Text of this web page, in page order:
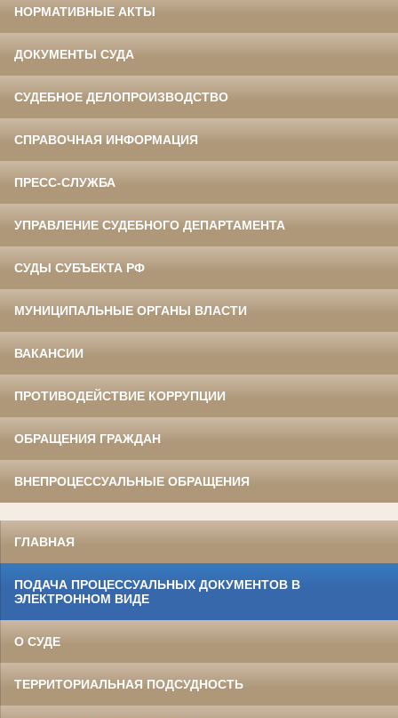
НОРМАТИВНЫЕ АКТЫ
ДОКУМЕНТЫ СУДА
СУДЕБНОЕ ДЕЛОПРОИЗВОДСТВО
СПРАВОЧНАЯ ИНФОРМАЦИЯ
ПРЕСС-СЛУЖБА
УПРАВЛЕНИЕ СУДЕБНОГО ДЕПАРТАМЕНТА
СУДЫ СУБЪЕКТА РФ
МУНИЦИПАЛЬНЫЕ ОРГАНЫ ВЛАСТИ
ВАКАНСИИ
ПРОТИВОДЕЙСТВИЕ КОРРУПЦИИ
ОБРАЩЕНИЯ ГРАЖДАН
ВНЕПРОЦЕССУАЛЬНЫЕ ОБРАЩЕНИЯ
ГЛАВНАЯ
ПОДАЧА ПРОЦЕССУАЛЬНЫХ ДОКУМЕНТОВ В
ЭЛЕКТРОННОМ ВИДЕ
О СУДЕ
ТЕРРИТОРИАЛЬНАЯ ПОДСУДНОСТЬ